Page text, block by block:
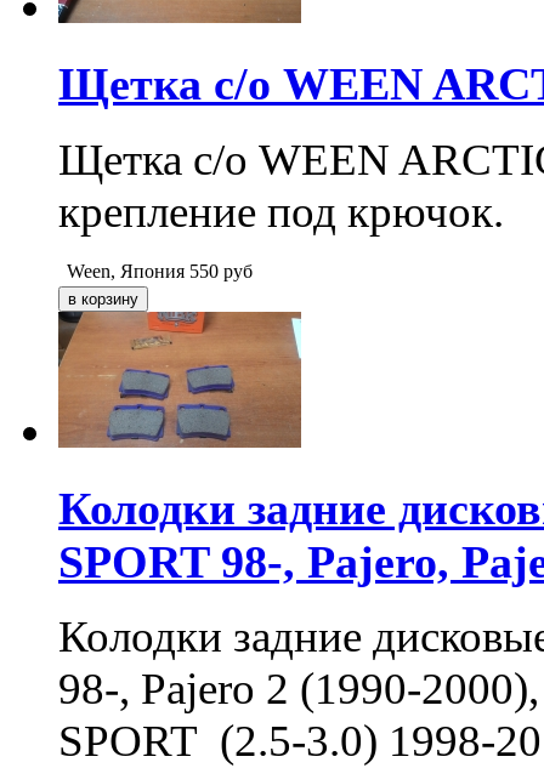
Щетка с/о WEEN
Щетка с/о WEEN
крепление под крючок.
Ween, Япония 550 руб
Колодки задние
SPORT 98-, Pajero,
Колодки задние
98-, Pajero 2 (1990-
SPORT (2.5-3.0) 1998-